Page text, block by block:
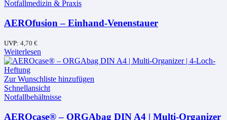
Notfallmedizin & Praxis
AEROfusion – Einhand-Venenstauer
UVP: 4,70 €
Weiterlesen
Zur Wunschliste hinzufügen
Schnellansicht
Notfallbehältnisse
AEROcase® – ORGAbag DIN A4 | Multi-Organizer